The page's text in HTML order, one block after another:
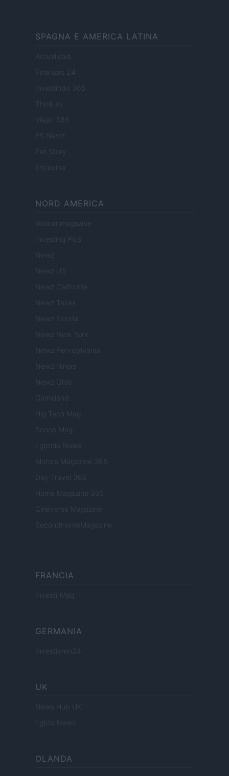
SPAGNA E AMERICA LATINA
Actualidad
Finanzas 24
Investindo 365
Viajar 365
ES Newz
Pet Story
Encocina
NORD AMERICA
Womanmagazine
Investing Plus
Newz
Newz US
Newz California
Newz Texas
Newz Florida
Newz New York
Newz Pennsylvania
Newz Illinois
Newz Ohio
Gameland
Hig Tech Mag
Scoop Mag
Lgbtqia News
Motors Magazine 365
Day Travel 365
Home Magazine 365
Cineverse Magazine
SecondHomeMagazine
FRANCIA
InvestirMag
GERMANIA
Investieren24
UK
News Hub UK
Lgbtq News
OLANDA